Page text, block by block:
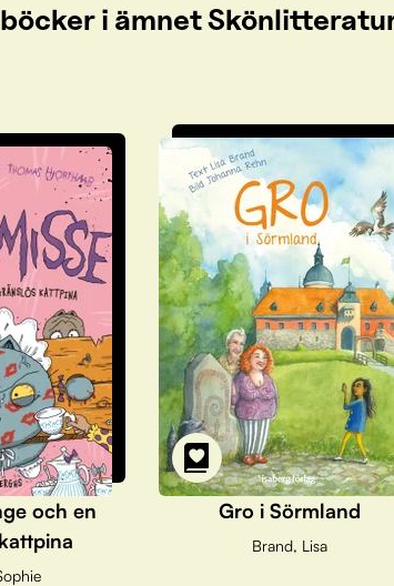
i ämnet
och en
Gro i Sörmland
Brand, Lisa